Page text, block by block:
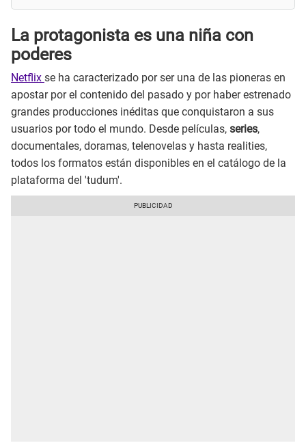
La protagonista es una niña con
poderes
Netflix se ha caracterizado por ser una de las pioneras en
apostar por el contenido del pasado y por haber estrenado
grandes producciones inéditas que conquistaron a sus
usuarios por todo el mundo. Desde películas, series,
documentales, doramas, telenovelas y hasta realities,
todos los formatos están disponibles en el catálogo de la
plataforma del 'tudum'.